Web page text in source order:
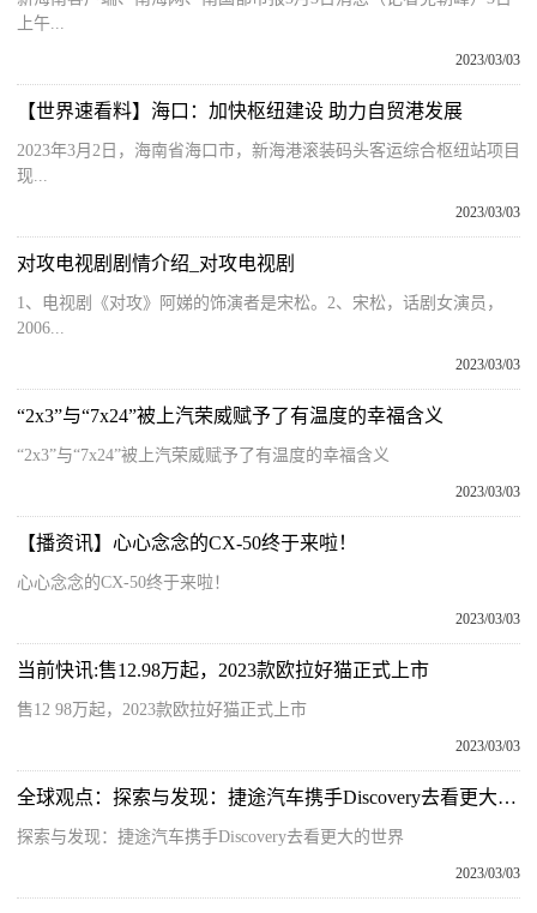
上午...
2023/03/03
【世界速看料】海口：加快枢纽建设 助力自贸港发展
2023年3月2日，海南省海口市，新海港滚装码头客运综合枢纽站项目
现...
2023/03/03
对攻电视剧剧情介绍_对攻电视剧
1、电视剧《对攻》阿娣的饰演者是宋松。2、宋松，话剧女演员，
2006...
2023/03/03
“2x3”与“7x24”被上汽荣威赋予了有温度的幸福含义
“2x3”与“7x24”被上汽荣威赋予了有温度的幸福含义
2023/03/03
【播资讯】心心念念的CX-50终于来啦！
心心念念的CX-50终于来啦！
2023/03/03
当前快讯:售12.98万起，2023款欧拉好猫正式上市
售12 98万起，2023款欧拉好猫正式上市
2023/03/03
全球观点：探索与发现：捷途汽车携手Discovery去看更大的世界
探索与发现：捷途汽车携手Discovery去看更大的世界
2023/03/03